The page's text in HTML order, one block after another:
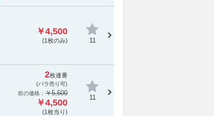
￥4,500
(1枚のみ) 11
2枚連番
(バラ売り可)
前の価格： ￥5,500
￥4,500
(1枚当り)
11